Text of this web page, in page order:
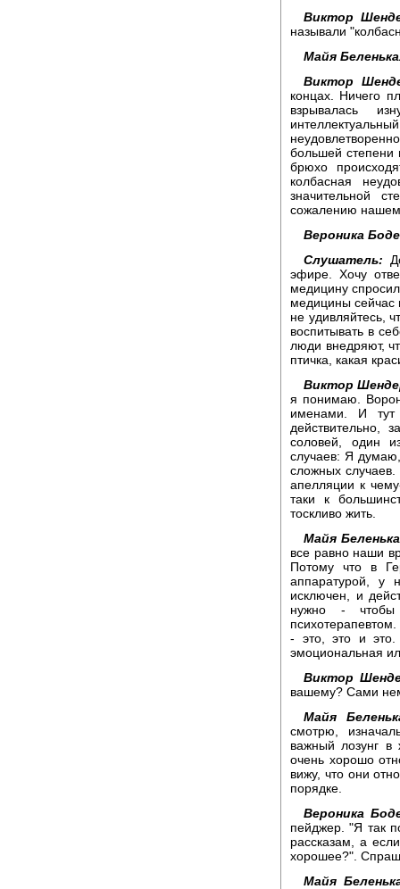
Виктор
называли
Майя
Виктор
концах. Ничего
взрывалась
большей степени
брюхо
колбасная
значительной
сожалению
Вероника
Слушатель:
эфире. Хочу
медицину
медицины сейчас
не удивляйтесь,
воспитывать в
люди внедряют,
птичка, какая
Виктор
я понимаю.
именами. И
действительно,
соловей, один
случаев: Я
сложных
апелляции к
таки к
тоскливо жить.
Майя
все равно наши
Потому что в
аппаратурой, у
исключен, и
нужно -
- это, это и
эмоциональная
Виктор
вашему? Сами
Майя
смотрю,
важный лозунг
очень хорошо
вижу, что они
порядке.
Вероника
пейджер. "Я так
рассказам, а
хорошее?".
Майя